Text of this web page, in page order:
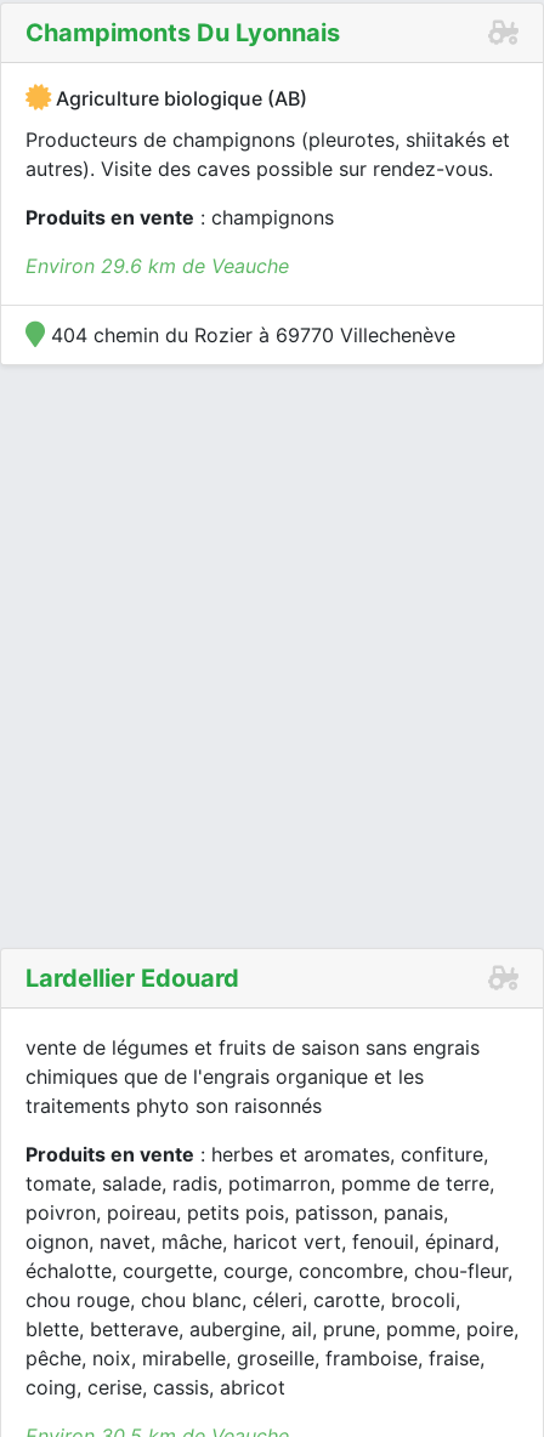
Champimonts Du Lyonnais
Agriculture biologique (AB)
Producteurs de champignons (pleurotes, shiitakés et
autres). Visite des caves possible sur rendez-vous.
Produits en vente : champignons
Environ 29.6 km de Veauche
404 chemin du Rozier à 69770 Villechenève
Lardellier Edouard
vente de légumes et fruits de saison sans engrais
chimiques que de l'engrais organique et les
traitements phyto son raisonnés
Produits en vente : herbes et aromates, confiture,
tomate, salade, radis, potimarron, pomme de terre,
poivron, poireau, petits pois, patisson, panais,
oignon, navet, mâche, haricot vert, fenouil, épinard,
échalotte, courgette, courge, concombre, chou-fleur,
chou rouge, chou blanc, céleri, carotte, brocoli,
blette, betterave, aubergine, ail, prune, pomme, poire,
pêche, noix, mirabelle, groseille, framboise, fraise,
coing, cerise, cassis, abricot